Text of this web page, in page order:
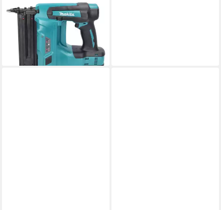
Stauchkopfnagler DBN 500
ZJ Akku Stauchkopfnagler 18
V 15-50 mm + Makpac
576,29 €
lieferbar - in 2-3 Werktagen bei dir